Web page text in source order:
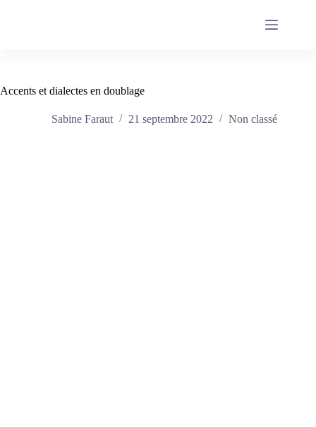
Accents et dialectes en doublage
Sabine Faraut 21 septembre 2022 Non classé